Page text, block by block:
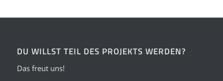
DU WILLST TEIL DES PROJEKTS WERDEN?
Das freut uns!